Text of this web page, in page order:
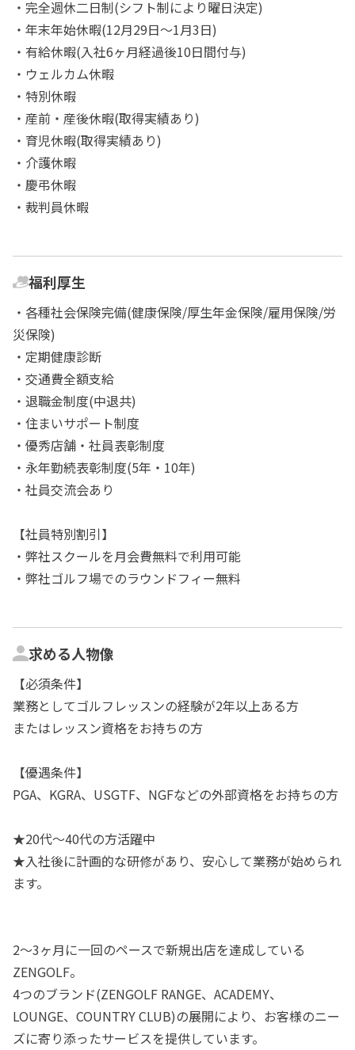
・完全週休二日制(シフト制により曜日決定)
・年末年始休暇(12月29日～1月3日)
・有給休暇(入社6ヶ月経過後10日間付与)
・ウェルカム休暇
・特別休暇
・産前・産後休暇(取得実績あり)
・育児休暇(取得実績あり)
・介護休暇
・慶弔休暇
・裁判員休暇
福利厚生
・各種社会保険完備(健康保険/厚生年金保険/雇用保険/労
災保険)
・定期健康診断
・交通費全額支給
・退職金制度(中退共)
・住まいサポート制度
・優秀店舗・社員表彰制度
・永年勤続表彰制度(5年・10年)
・社員交流会あり
【社員特別割引】
・弊社スクールを月会費無料で利用可能
・弊社ゴルフ場でのラウンドフィー無料
求める人物像
【必須条件】
業務としてゴルフレッスンの経験が2年以上ある方
またはレッスン資格をお持ちの方
【優遇条件】
PGA、KGRA、USGTF、NGFなどの外部資格をお持ちの方
★20代～40代の方活躍中
★入社後に計画的な研修があり、安心して業務が始められ
ます。
2～3ヶ月に一回のペースで新規出店を達成している
ZENGOLF。
4つのブランド(ZENGOLF RANGE、ACADEMY、
LOUNGE、COUNTRY CLUB)の展開により、お客様のニー
ズに寄り添ったサービスを提供しています。